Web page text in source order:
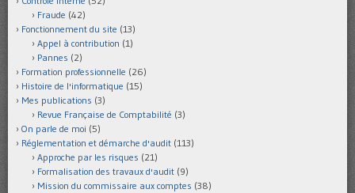
Fraude (42)
Fonctionnement du site (13)
Appel à contribution (1)
Pannes (2)
Formation professionnelle (26)
Histoire de l'informatique (15)
Mes publications (3)
Revue Française de Comptabilité (3)
On parle de moi (5)
Réglementation et démarche d'audit (113)
Approche par les risques (21)
Formalisation des travaux d'audit (9)
Mission du commissaire aux comptes (38)